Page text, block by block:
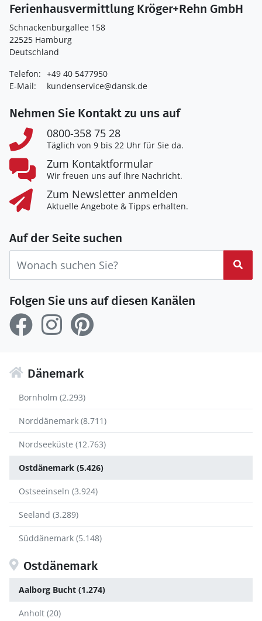
Ferienhausvermittlung Kröger+Rehn GmbH
Schnackenburgallee 158
22525 Hamburg
Deutschland
Telefon: +49 40 5477950
E-Mail:
kundenservice@dansk.de
Nehmen Sie Kontakt zu uns auf
0800-358 75 28
Täglich von 9 bis 22 Uhr für Sie da.
Zum Kontaktformular
Wir freuen uns auf Ihre Nachricht.
Zum Newsletter anmelden
Aktuelle Angebote & Tipps erhalten.
Auf der Seite suchen
Folgen Sie uns auf diesen Kanälen
Dänemark
Bornholm (2.293)
Norddänemark (8.711)
Nordseeküste (12.763)
Ostdänemark (5.426)
Ostseeinseln (3.924)
Seeland (3.289)
Süddänemark (5.148)
Ostdänemark
Aalborg Bucht (1.274)
Anholt (20)